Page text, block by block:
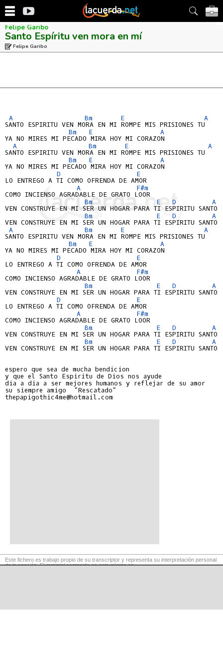
Felipe Garibo
Santo Espíritu ven mora en mí
Felipe Garibo
A Bm E
A
SANTO ESPIRITU VEN MORA EN MI ROMPE MIS PRISIONES TU
Bm
E
A
YA NO MIRES MI PECADO MIRA HOY MI CORAZON
A
Bm E
A
SANTO ESPIRITU VEN MORA EN MI ROMPE MIS PRISIONES TU
Bm
E
A
YA NO MIRES MI PECADO MIRA HOY MI CORAZON
D
E
LO ENTREGO A TI COMO OFRENDA DE AMOR
A
F#m
COMO INCIENSO AGRADABLE DE GRATO LOOR
Bm
E D
A
VEN CONSTRUYE EN MI SER UN HOGAR PARA TI ESPIRITU SANTO
Bm
E D
A
VEN CONSTRUYE EN MI SER UN HOGAR PARA TI ESPIRITU SANTO
A
Bm E
A
SANTO ESPIRITU VEN MORA EN MI ROMPE MIS PRISIONES TU
Bm
E
A
YA NO MIRES MI PECADO MIRA HOY MI CORAZON
D
E
LO ENTREGO A TI COMO OFRENDA DE AMOR
A
F#m
COMO INCIENSO AGRADABLE DE GRATO LOOR
Bm
E D
A
VEN CONSTRUYE EN MI SER UN HOGAR PARA TI ESPIRITU SANTO
D
E
LO ENTREGO A TI COMO OFRENDA DE AMOR
A
F#m
COMO INCIENSO AGRADABLE DE GRATO LOOR
Bm
E D
A
VEN CONSTRUYE EN MI SER UN HOGAR PARA TI ESPIRITU SANTO
Bm
E D
A
VEN CONSTRUYE EN MI SER UN HOGAR PARA TI ESPIRITU SANTO
espero que sea de mucha bendicion
y que el Santo Espiritu de Dios nos ayude
dia a dia a ser mejores humanos y reflejar de su amor
su siempre amigo  "Rescatado"
thepapigothic4me@hotmail.com
Este fichero es trabajo propio de su transcriptor y representa su interpretación personal
de la canción. El material contenido en esta página es